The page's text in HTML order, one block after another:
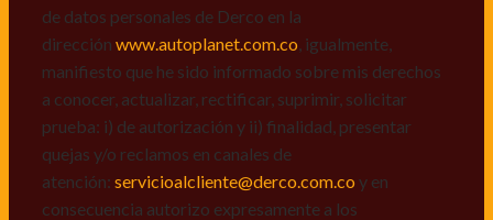
datos conforme lo expuesto.
de datos personales de Derco en la
dirección www.autoplanet.com.co , igualmente,
manifiesto que he sido informado sobre mis derechos
a conocer, actualizar, rectificar, suprimir, solicitar
prueba: i) de autorización y ii) finalidad, presentar
quejas y/o reclamos en canales de
atención: servicioalcliente@derco.com.co y en
consecuencia autorizo expresamente a los